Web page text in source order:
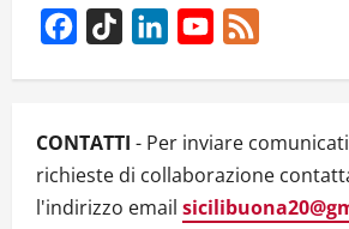
2024: “È
GIÀ,
MERAVIGLIA”.
21
22
SETTEMBRE
OLTRE
40
SPETTACOLI
Facebook
TikTok LinkedInYouTube
CONTATTI - Per inviare
richieste di collaborazione
l'indirizzo email